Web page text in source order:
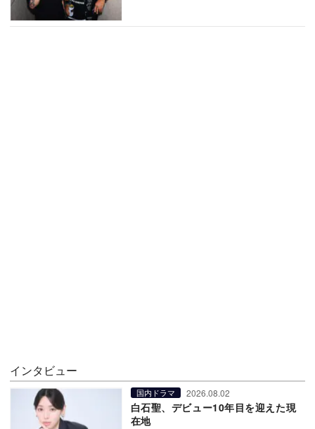
インタビュー
国内ドラマ 2026.08.02
白石聖、デビュー10年目を迎えた現
在地